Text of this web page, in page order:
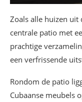
Zoals alle huizen uit
centrale patio met
prachtige
een verfrissende
Rondom de patio
Cubaanse meubels